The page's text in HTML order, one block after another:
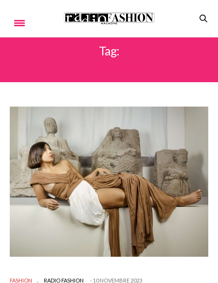
Tag:
FASHION , RADIO FASHION 10 NOVEMBRE 2023